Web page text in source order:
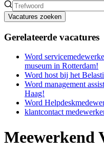
Vacatures zoeken
Gerelateerde vacatures
Word
museum in Rotterdam!
Word host bij het
Word management
Haag!
Word
klantcontact
Meewerkend